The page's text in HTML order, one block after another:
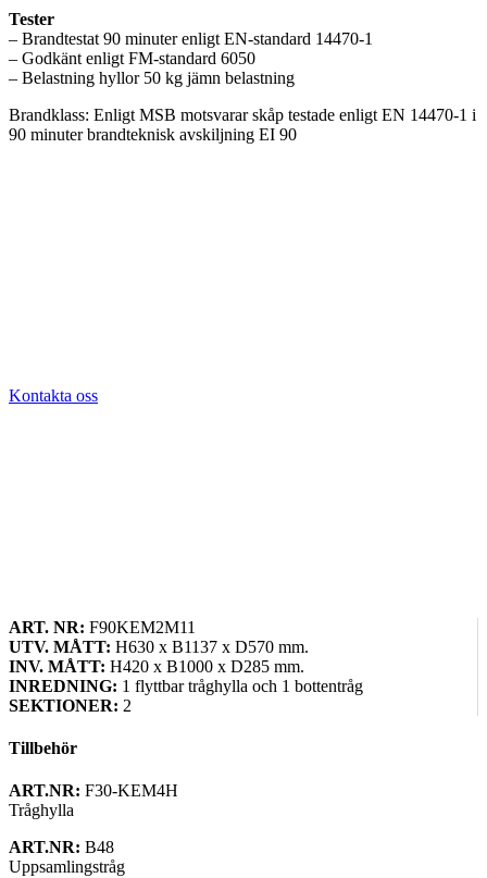
Tester
– Brandtestat 90 minuter enligt EN-standard 14470-1
– Godkänt enligt FM-standard 6050
– Belastning hyllor 50 kg jämn belastning
Brandklass: Enligt MSB motsvarar skåp testade enligt EN 14470-1 i
90 minuter brandteknisk avskiljning EI 90
Kontakta oss
ART. NR: F90KEM2M11
UTV. MÅTT: H630 x B1137 x D570 mm.
INV. MÅTT: H420 x B1000 x D285 mm.
INREDNING: 1 flyttbar tråghylla och 1 bottentråg
SEKTIONER: 2
Tillbehör
ART.NR: F30-KEM4H
Tråghylla
ART.NR: B48
Uppsamlingstråg